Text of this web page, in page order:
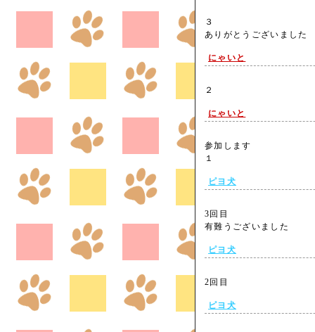
３
ありがとうございまし
にゃいと
２
にゃいと
参加します
１
ピヨ犬
3回目
有難うございました
ピヨ犬
2回目
ピヨ犬